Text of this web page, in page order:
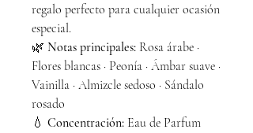
regalo perfecto para cualquier ocasión
especial.
🌿 Notas principales: Rosa árabe ·
Flores blancas · Peonía · Ámbar suave ·
Vainilla · Almizcle sedoso · Sándalo
rosado
💧 Concentración: Eau de Parfum